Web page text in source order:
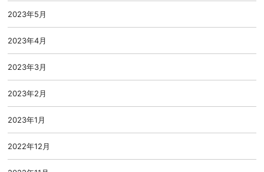
2023年5月
2023年4月
2023年3月
2023年2月
2023年1月
2022年12月